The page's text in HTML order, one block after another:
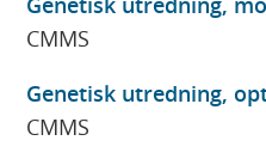
CMMS
Genetisk utredning,
CMMS